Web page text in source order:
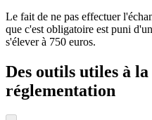
Le fait de ne pas effectuer
que c'est obligatoire est puni
s'élever à 750 euros.
Des outils utiles à
réglementation